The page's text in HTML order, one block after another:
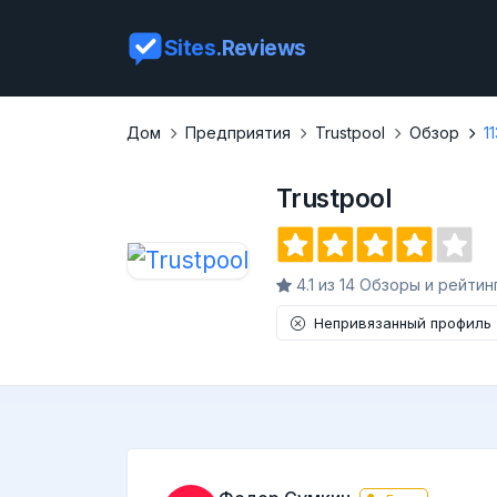
Sites.Reviews
Дом Предприятия Trustpool Обзор
Trustpool
4.1 из 14 Обзоры и
Непривязанный профиль